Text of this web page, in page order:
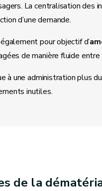
La centralisation des
d’une demande.
pour objectif d’
de manière fluide
à une administration plus
inutiles.
de la